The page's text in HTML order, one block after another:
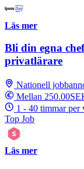
Läs mer
Bli din egna
privatlärare
Nationell
Mellan
1 - 40 timmar per
Top Job
Läs mer